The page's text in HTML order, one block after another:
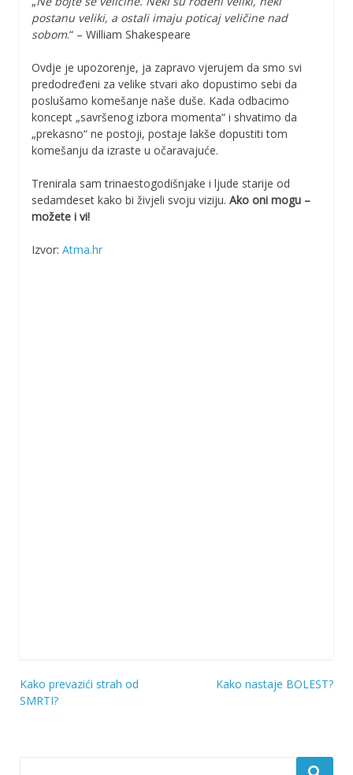
postanu veliki, a ostali imaju poticaj veličine nad
sobom.“ – William Shakespeare
Ovdje je upozorenje, ja zapravo vjerujem da smo svi
predodređeni za velike stvari ako dopustimo sebi da
poslušamo komešanje naše duše. Kada odbacimo
koncept „savršenog izbora momenta“ i shvatimo da
„prekasno“ ne postoji, postaje lakše dopustiti tom
komešanju da izraste u očaravajuće.
Trenirala sam trinaestogodišnjake i ljude starije od
sedamdeset kako bi živjeli svoju viziju. Ako oni mogu –
možete i vi!
Izvor: Atma.hr
Navigacija
Kako prevazići strah od
SMRTI?
Kako nastaje BOLEST?